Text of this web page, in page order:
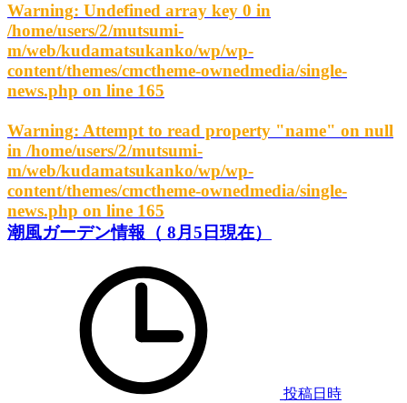
Warning: Undefined array key 0 in
/home/users/2/mutsumi-
m/web/kudamatsukanko/wp/wp-
content/themes/cmctheme-ownedmedia/single-
news.php on line 165
Warning: Attempt to read property "name" on null
in /home/users/2/mutsumi-
m/web/kudamatsukanko/wp/wp-
content/themes/cmctheme-ownedmedia/single-
news.php on line 165
潮風ガーデン情報（ 8月5日現在）
投稿日時